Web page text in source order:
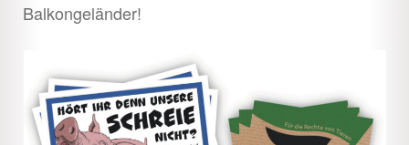
Balkongeländer!